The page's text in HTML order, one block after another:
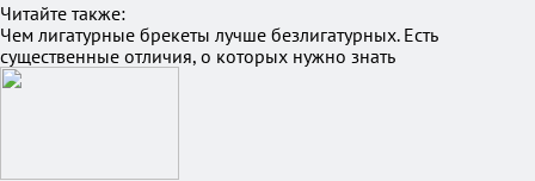
Читайте также:
Чем лигатурные брекеты лучше безлигатурных. Есть
существенные отличия, о которых нужно знать